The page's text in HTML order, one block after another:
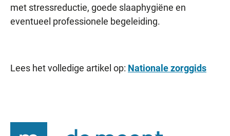
met stressreductie, goede slaaphygiëne en
eventueel professionele begeleiding.
Lees het volledige artikel op: Nationale zorggids